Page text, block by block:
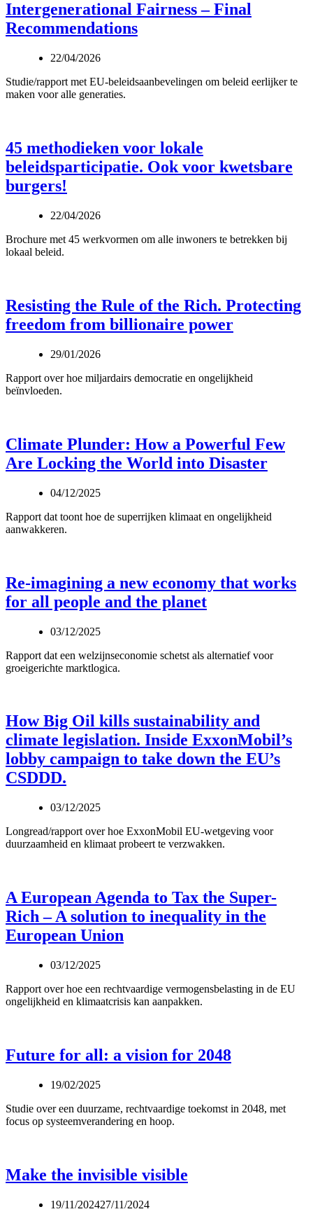
Intergenerational Fairness – Final
Recommendations
22/04/2026
Studie/rapport met EU‑beleidsaanbevelingen om beleid eerlijker te
maken voor alle generaties.
45 methodieken voor lokale
beleidsparticipatie. Ook voor kwetsbare
burgers!
22/04/2026
Brochure met 45 werkvormen om alle inwoners te betrekken bij
lokaal beleid.
Resisting the Rule of the Rich. Protecting
freedom from billionaire power
29/01/2026
Rapport over hoe miljardairs democratie en ongelijkheid
beïnvloeden.
Climate Plunder: How a Powerful Few
Are Locking the World into Disaster
04/12/2025
Rapport dat toont hoe de superrijken klimaat en ongelijkheid
aanwakkeren.
Re-imagining a new economy that works
for all people and the planet
03/12/2025
Rapport dat een welzijnseconomie schetst als alternatief voor
groeigerichte marktlogica.
How Big Oil kills sustainability and
climate legislation. Inside ExxonMobil’s
lobby campaign to take down the EU’s
CSDDD.
03/12/2025
Longread/rapport over hoe ExxonMobil EU‑wetgeving voor
duurzaamheid en klimaat probeert te verzwakken.
A European Agenda to Tax the Super-
Rich – A solution to inequality in the
European Union
03/12/2025
Rapport over hoe een rechtvaardige vermogensbelasting in de EU
ongelijkheid en klimaatcrisis kan aanpakken.
Future for all: a vision for 2048
19/02/2025
Studie over een duurzame, rechtvaardige toekomst in 2048, met
focus op systeemverandering en hoop.
Make the invisible visible
19/11/202427/11/2024